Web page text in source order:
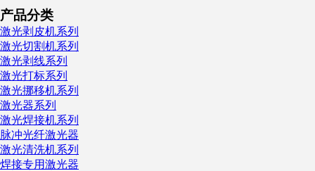
产品分类
激光剥皮机系列
激光切割机系列
激光剥线系列
激光打标系列
激光挪移机系列
激光器系列
激光焊接机系列
脉冲光纤激光器
激光清洗机系列
焊接专用激光器